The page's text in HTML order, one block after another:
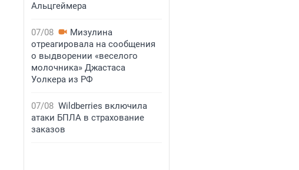
Альцгеймера
07/08
Мизулина
отреагировала на сообщения
о выдворении «веселого
молочника» Джастаса
Уолкера из РФ
07/08 Wildberries включила
атаки БПЛА в страхование
заказов